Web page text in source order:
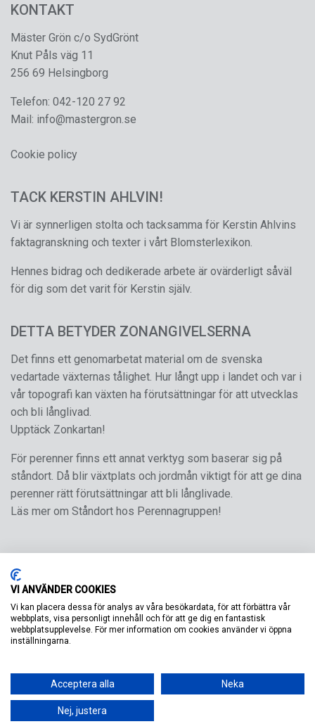
KONTAKT
Mäster Grön c/o SydGrönt
Knut Påls väg 11
256 69 Helsingborg
Telefon: 042-120 27 92
Mail: info@mastergron.se
Cookie policy
TACK KERSTIN AHLVIN!
Vi är synnerligen stolta och tacksamma för Kerstin Ahlvins
faktagranskning och texter i vårt Blomsterlexikon.
Hennes bidrag och dedikerade arbete är ovärderligt såväl
för dig som det varit för Kerstin själv.
DETTA BETYDER ZONANGIVELSERNA
Det finns ett genomarbetat material om de svenska
vedartade växternas tålighet. Hur långt upp i landet och var i
vår topografi kan växten ha förutsättningar för att utvecklas
och bli långlivad.
Upptäck Zonkartan!
För perenner finns ett annat verktyg som baserar sig på
ståndort. Då blir växtplats och jordmån viktigt för att ge dina
perenner rätt förutsättningar att bli långlivade.
Läs mer om Ståndort hos Perennagruppen!
VI ANVÄNDER COOKIES
Vi kan placera dessa för analys av våra besökardata, för att förbättra vår
webbplats, visa personligt innehåll och för att ge dig en fantastisk
webbplatsupplevelse. För mer information om cookies använder vi öppna
inställningarna.
Acceptera alla Neka
Nej, justera